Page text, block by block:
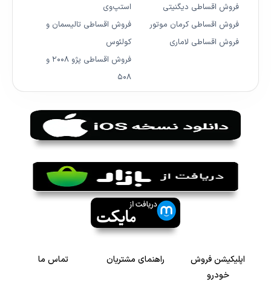
فروش اقساطی دیگنیتی
فروش اقساطی کرمان موتور
فروش اقساطی لاماری
استپ‌وی
فروش اقساطی تالیسمان و
کولئوس
فروش اقساطی پژو ۲۰۰۸ و
۵۰۸
اپلیکیشن فروش
خودرو
راهنمای مشتریان تماس ما